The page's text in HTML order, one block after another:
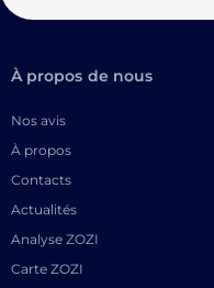
À propos de nous
Nos avis
À propos
Contacts
Actualités
Analyse ZOZI
Carte ZOZI